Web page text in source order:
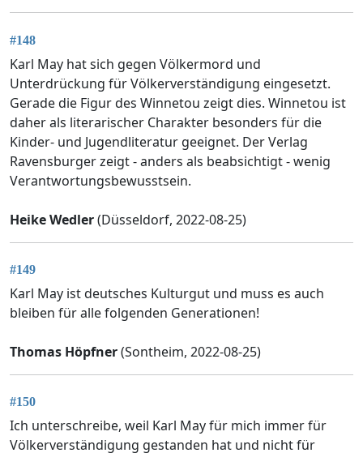
#148
Karl May hat sich gegen Völkermord und
Unterdrückung für Völkerverständigung eingesetzt.
Gerade die Figur des Winnetou zeigt dies. Winnetou ist
daher als literarischer Charakter besonders für die
Kinder- und Jugendliteratur geeignet. Der Verlag
Ravensburger zeigt - anders als beabsichtigt - wenig
Verantwortungsbewusstsein.
Heike Wedler(Düsseldorf, 2022-08-25)
#149
Karl May ist deutsches Kulturgut und muss es auch
bleiben für alle folgenden Generationen!
Thomas Höpfner(Sontheim, 2022-08-25)
#150
Ich unterschreibe, weil Karl May für mich immer für
Völkerverständigung gestanden hat und nicht für